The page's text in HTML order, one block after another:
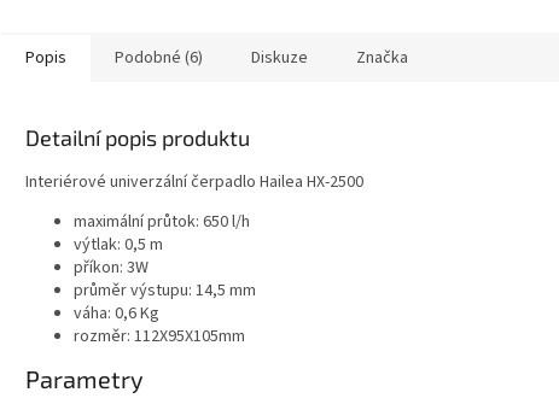
Popis Podobné (6) Diskuze Značka
Detailní popis produktu
Interiérové univerzální čerpadlo Hailea HX-2500
maximální průtok: 650 l/h
výtlak: 0,5 m
příkon: 3W
průměr výstupu: 14,5 mm
váha: 0,6 Kg
rozměr: 112X95X105mm
Parametry